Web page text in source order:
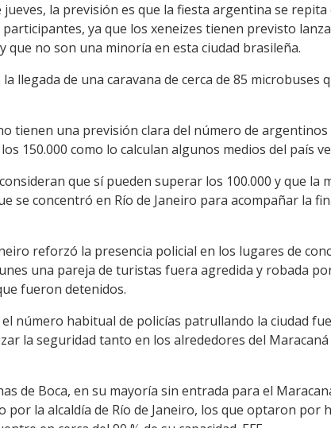
jueves, la previsión es que la fiesta argentina se
ya que los xeneizes tienen previsto
que no son una minoría en esta ciudad brasileña.
llegada de una caravana de cerca de 85 microbuses
tienen una previsión clara del número de argentinos
150.000 como lo calculan algunos medios del país
que sí pueden superar los 100.000 y que la
se concentró en Río de Janeiro para acompañar la
reforzó la presencia policial en los lugares de
una pareja de turistas fuera agredida y robada
fueron detenidos.
número habitual de policías patrullando la ciudad
la seguridad tanto en los alrededores del
de Boca, en su mayoría sin entrada para el
por la alcaldía de Río de Janeiro, los que optaron por